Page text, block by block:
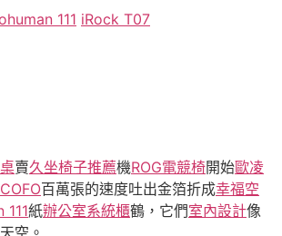
111 iRock T07
賣久坐椅子推薦機ROG電競椅開始歐凌
COFO百萬張的速度吐出金箔折成幸福空
111紙辦公室系統櫃鶴，它們室內設計像